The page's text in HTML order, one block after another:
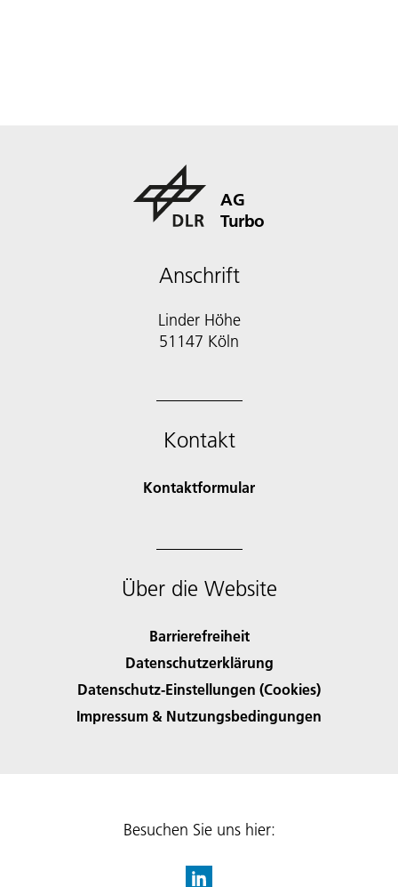
AG
Turbo
Anschrift
Linder Höhe
51147 Köln
Kontakt
Kontaktformular
Über die Website
Barrierefreiheit
Datenschutzerklärung
Datenschutz-Einstellungen (Cookies)
Impressum & Nutzungsbedingungen
Besuchen Sie uns hier: